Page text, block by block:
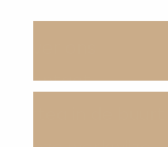
Informatie
Contact